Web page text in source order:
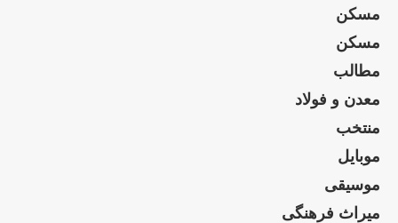
مسکن
مسکن
مطالب
معدن و فولاد
منتخب
موبایل
موسیقی
میراث فرهنگی